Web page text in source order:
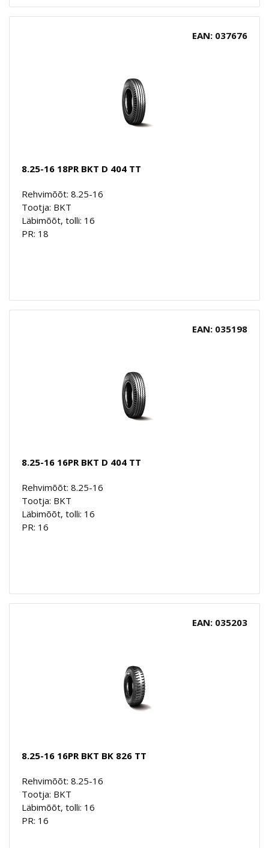
EAN: 037676
8.25-16 18PR BKT D 404 TT
Rehvimõõt: 8.25-16
Tootja: BKT
Läbimõõt, tolli: 16
PR: 18
EAN: 035198
8.25-16 16PR BKT D 404 TT
Rehvimõõt: 8.25-16
Tootja: BKT
Läbimõõt, tolli: 16
PR: 16
EAN: 035203
8.25-16 16PR BKT BK 826 TT
Rehvimõõt: 8.25-16
Tootja: BKT
Läbimõõt, tolli: 16
PR: 16